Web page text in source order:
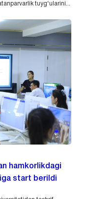
tuyg‘ularini...
hamkorlikdagi
start berildi